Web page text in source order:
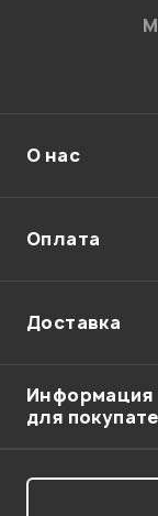
О нас
Оплата
Доставка
Информация
для